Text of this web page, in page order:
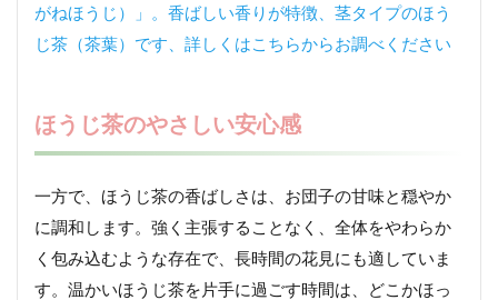
がねほうじ）」。香ばしい香りが特徴、茎タイプのほう
じ茶（茶葉）です、詳しくはこちらからお調べください
ほうじ茶のやさしい安心感
一方で、ほうじ茶の香ばしさは、お団子の甘味と穏やか
に調和します。強く主張することなく、全体をやわらか
く包み込むような存在で、長時間の花見にも適していま
す。温かいほうじ茶を片手に過ごす時間は、どこかほっ